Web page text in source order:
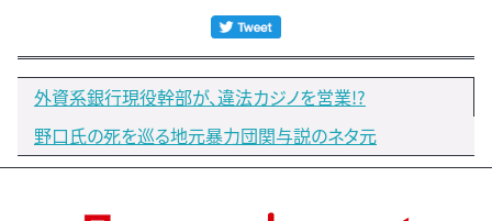
外資系銀行現役幹部が、違法カジノを営業!?
野口氏の死を巡る地元暴力団関与説のネタ元